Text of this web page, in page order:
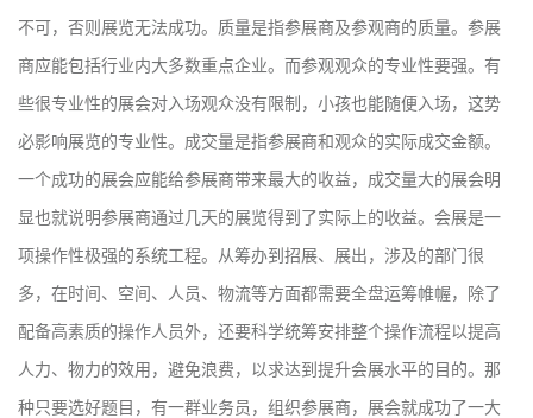
不可，否则展览无法成功。质量是指参展商及参观商的质量。参展
商应能包括行业内大多数重点企业。而参观观众的专业性要强。有
些很专业性的展会对入场观众没有限制，小孩也能随便入场，这势
必影响展览的专业性。成交量是指参展商和观众的实际成交金额。
一个成功的展会应能给参展商带来最大的收益，成交量大的展会明
显也就说明参展商通过几天的展览得到了实际上的收益。会展是一
项操作性极强的系统工程。从筹办到招展、展出，涉及的部门很
多，在时间、空间、人员、物流等方面都需要全盘运筹帷幄，除了
配备高素质的操作人员外，还要科学统筹安排整个操作流程以提高
人力、物力的效用，避免浪费，以求达到提升会展水平的目的。那
种只要选好题目，有一群业务员，组织参展商，展会就成功了一大